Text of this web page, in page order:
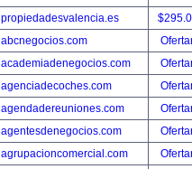
propiedadesvalencia.es
abcnegocios.com
academiadenegocios.com
agenciadecoches.com
agendadereuniones.com
agentesdenegocios.com
agrupacioncomercial.com